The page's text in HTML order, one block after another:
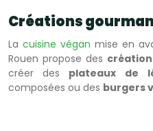
Créations
La cuisine végan mise en
Rouen propose des
créer des plateaux de
composées ou des burgers